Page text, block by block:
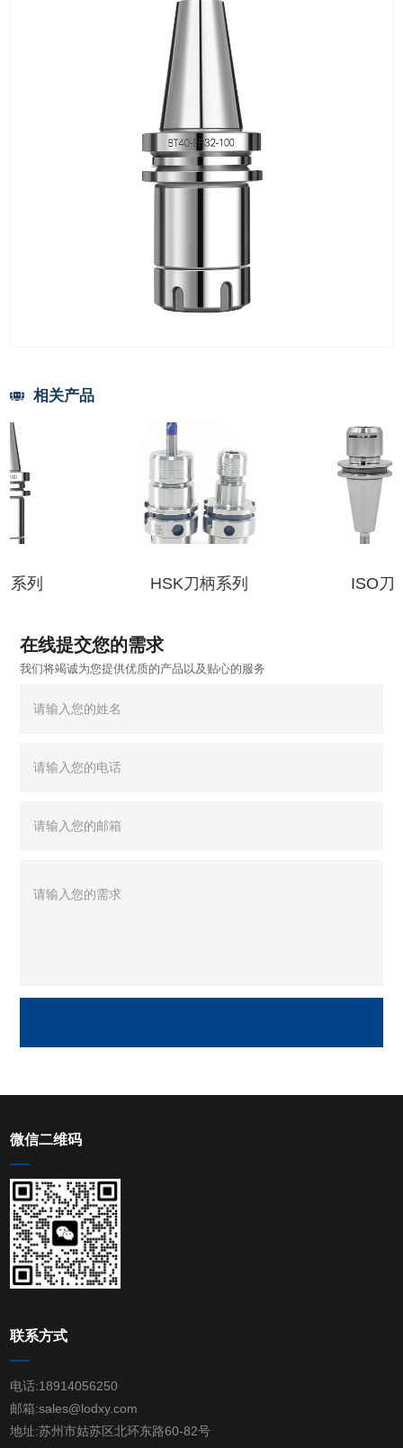
相关产品
HSK刀柄系列 ISO刀柄系列
在线提交您的需求
我们将竭诚为您提供优质的产品以及贴心的服务
微信二维码
联系方式
电话:18914056250
邮箱:sales@lodxy.com
地址:苏州市姑苏区北环东路60-82号